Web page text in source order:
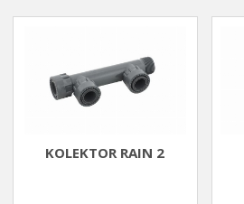
KOLEKTOR RAIN 2